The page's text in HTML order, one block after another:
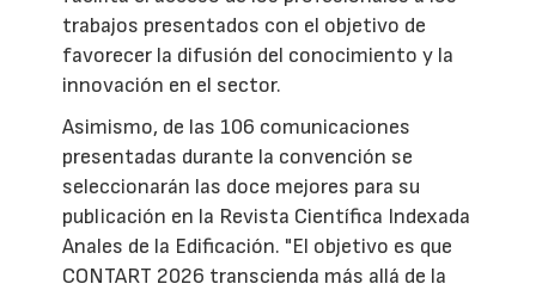
trabajos presentados con el objetivo de
favorecer la difusión del conocimiento y la
innovación en el sector.
Asimismo, de las 106 comunicaciones
presentadas durante la convención se
seleccionarán las doce mejores para su
publicación en la Revista Científica Indexada
Anales de la Edificación. "El objetivo es que
CONTART 2026 transcienda más allá de la